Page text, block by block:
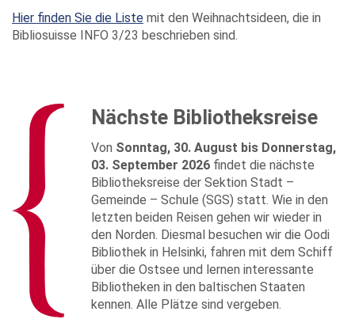
Hier finden Sie die Liste mit den Weihnachtsideen, die in
Bibliosuisse INFO 3/23 beschrieben sind.
Nächste Bibliotheksreise
Von Sonntag, 30. August bis Donnerstag,
03. September 2026 findet die nächste
Bibliotheksreise der Sektion Stadt –
Gemeinde – Schule (SGS) statt. Wie in den
letzten beiden Reisen gehen wir wieder in
den Norden. Diesmal besuchen wir die Oodi
Bibliothek in Helsinki, fahren mit dem Schiff
über die Ostsee und lernen interessante
Bibliotheken in den baltischen Staaten
kennen. Alle Plätze sind vergeben.